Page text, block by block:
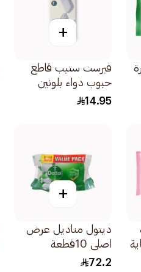
+
فيرست ستيب قاطع
حبوب دواء بلونين
1قطعة
14.95
+
ديتول مناديل عرض
اصلي 10قطعة
72.2